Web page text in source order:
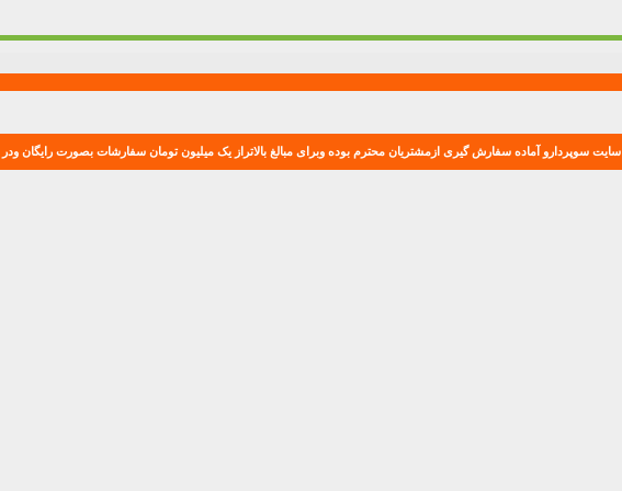
سایت سوپردارو آماده سفارش گیری ازمشتریان محترم بوده وبرای مبالغ بالاتراز یک میلیون تومان سفارشات بصورت رایگان